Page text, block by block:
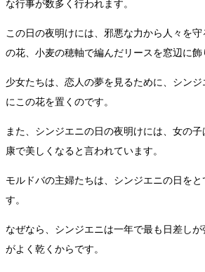
な行事が数多く行われます。
この日の夜明けには、邪悪な力から人々を
の花、小麦の穂軸で編んだリースを窓辺に飾
少女たちは、恋人の夢を見るために、シン
にこの花を置くのです。
また、シンジエニの日の夜明けには、女の
康で美しくなると言われています。
モルドバの主婦たちは、シンジエニの日をと
す。
なぜなら、シンジエニは一年で最も日差し
がよく乾くからです。